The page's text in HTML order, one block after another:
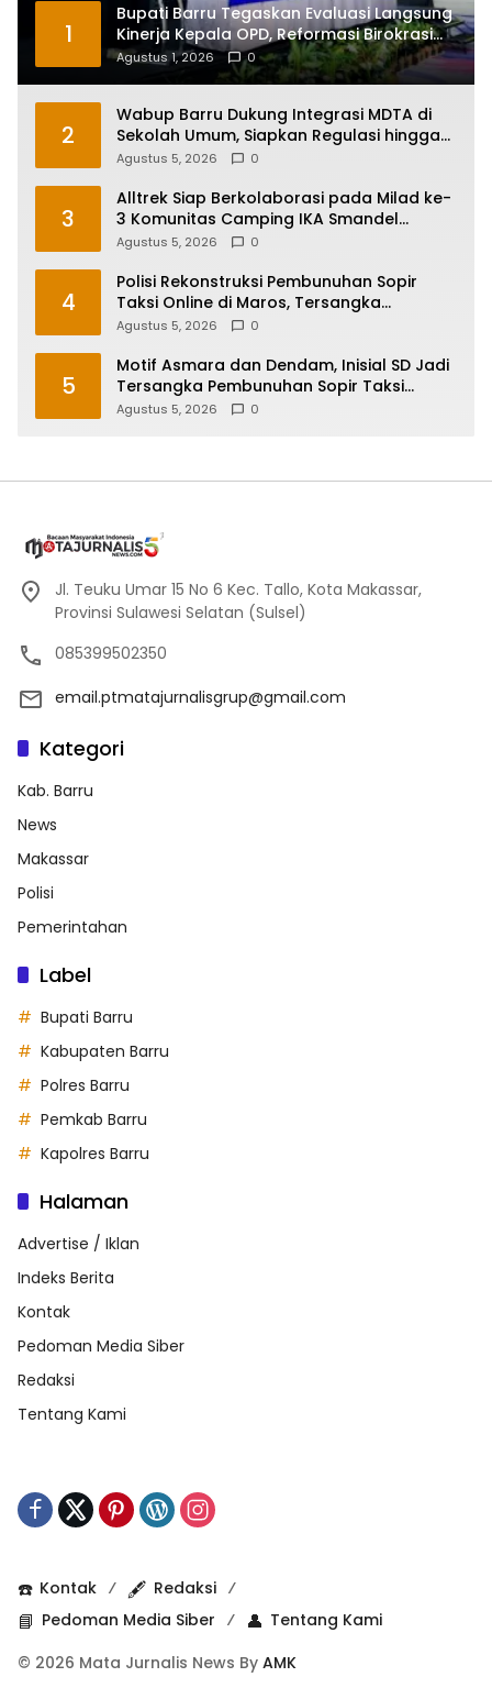
1
Bupati Barru Tegaskan Evaluasi Langsung
Kinerja Kepala OPD, Reformasi Birokrasi
Jadi Prioritas
Agustus 1, 2026 0
2
Wabup Barru Dukung Integrasi MDTA di
Sekolah Umum, Siapkan Regulasi hingga
Tim Khusus
Agustus 5, 2026 0
3
Alltrek Siap Berkolaborasi pada Milad ke-
3 Komunitas Camping IKA Smandel
Makassar di Malino
Agustus 5, 2026 0
4
Polisi Rekonstruksi Pembunuhan Sopir
Taksi Online di Maros, Tersangka
Peragakan 24 Adegan
Agustus 5, 2026 0
5
Motif Asmara dan Dendam, Inisial SD Jadi
Tersangka Pembunuhan Sopir Taksi
Online di Maros
Agustus 5, 2026 0
Jl. Teuku Umar 15 No 6 Kec. Tallo, Kota Makassar,
Provinsi Sulawesi Selatan (Sulsel)
085399502350
email.ptmatajurnalisgrup@gmail.com
Kategori
Kab. Barru
News
Makassar
Polisi
Pemerintahan
Label
Bupati Barru
Kabupaten Barru
Polres Barru
Pemkab Barru
Kapolres Barru
Halaman
Advertise / Iklan
Indeks Berita
Kontak
Pedoman Media Siber
Redaksi
Tentang Kami
☎️ Kontak 🖋️ Redaksi
📘 Pedoman Media Siber 👤 Tentang Kami
© 2026 Mata Jurnalis News By AMK